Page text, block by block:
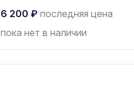
6 200 ₽ последняя цена
пока нет в наличии